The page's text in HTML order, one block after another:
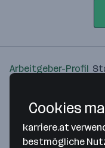
Arbeitgeber-Profil
Cookies
karriere.at
bestmögliche